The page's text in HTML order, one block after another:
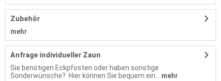
Zubehör
mehr
Anfrage individueller Zaun
Sie benötigen Eckpfosten oder haben sonstige
Sonderwünsche? Hier können Sie bequem ein...
mehr